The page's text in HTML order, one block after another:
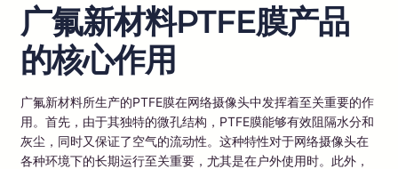
广氟新材料PTFE膜产品
的核心作用
广氟新材料所生产的PTFE膜在网络摄像头中发挥着至关重要的作
用。首先，由于其独特的微孔结构，PTFE膜能够有效阻隔水分和
灰尘，同时又保证了空气的流动性。这种特性对于网络摄像头在
各种环境下的长期运行至关重要，尤其是在户外使用时。此外，